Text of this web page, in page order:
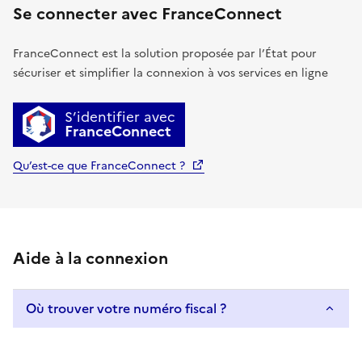
Se connecter avec FranceConnect
FranceConnect est la solution proposée par l’État pour
sécuriser et simplifier la connexion à vos services en ligne
S’identifier avec
FranceConnect
Qu’est-ce que FranceConnect ?
Aide à la connexion
Où trouver votre numéro fiscal ?